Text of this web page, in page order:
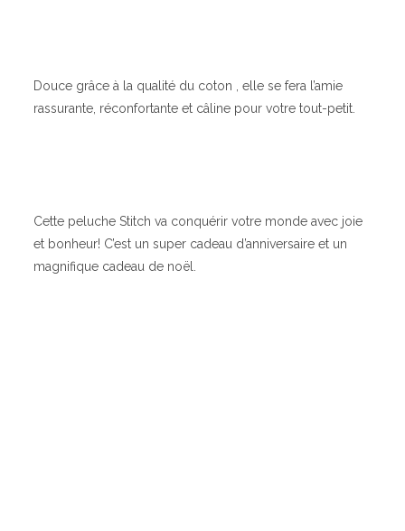
Douce grâce à la qualité du coton , elle se fera l’amie
rassurante, réconfortante et câline pour votre tout-petit.
Cette peluche Stitch va conquérir votre monde avec joie
et bonheur! C’est un super cadeau d’anniversaire et un
magnifique cadeau de noël.